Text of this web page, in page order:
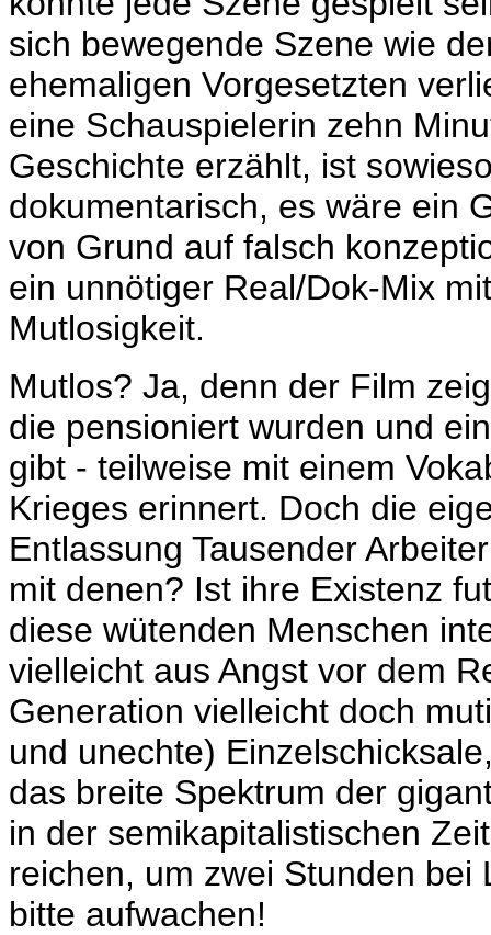
sich bewegende Szene wie
ehemaligen Vorgesetzten
eine Schauspielerin zehn
Geschichte erzählt, ist
dokumentarisch, es wäre ein
von Grund auf falsch
ein unnötiger Real/Dok-Mix
Mutlosigkeit.
Mutlos? Ja, denn der Film
die pensioniert wurden und
gibt - teilweise mit einem
Krieges erinnert. Doch die
Entlassung Tausender
mit denen? Ist ihre Existenz
diese wütenden Menschen
vielleicht aus Angst vor dem
Generation vielleicht doch
und unechte)
das breite Spektrum der
in der semikapitalistischen
reichen, um zwei Stunden
bitte aufwachen!